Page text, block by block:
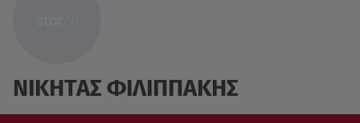
ΝΙΚΗΤΑΣ ΦΙΛΙΠΠΑΚΗΣ